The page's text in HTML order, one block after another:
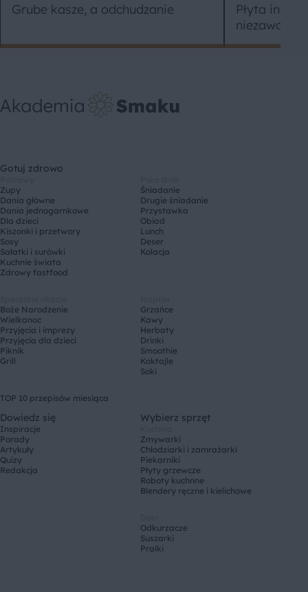
Grube kasze, a odchudzanie
Płyta
Gotuj zdrowo
Zupy
Dania główne
Dania jednogarnkowe
Dla dzieci
Kiszonki i przetwory
Sosy
Sałatki i surówki
Kuchnie świata
Zdrowy fastfood
Śniadanie
Drugie śniadanie
Przystawka
Obiad
Lunch
Deser
Kolacja
Boże Narodzenie
Wielkanoc
Przyjęcia i imprezy
Przyjęcia dla dzieci
Piknik
Grill
Grzańce
Kawy
Herbaty
Drinki
Smoothie
Koktajle
Soki
TOP 10 przepisów miesiąca
Dowiedz się
Inspiracje
Porady
Artykuły
Quizy
Redakcja
Wybierz sprzęt
Zmywarki
Chłodziarki i zamrażarki
Piekarniki
Płyty grzewcze
Roboty kuchnne
Blendery ręczne i kielichowe
Odkurzacze
Suszarki
Pralki